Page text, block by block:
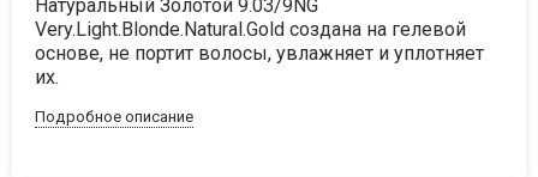
Натуральный Золотой 9.03/9NG
Very.Light.Blonde.Natural.Gold создана на гелевой
основе, не портит волосы, увлажняет и уплотняет
их.
Подробное описание